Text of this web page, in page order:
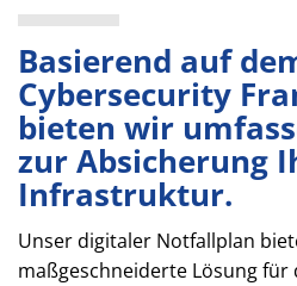
Basierend auf
Cybersecurity
bieten wir
zur Absicherung
Infrastruktur.
Unser digitaler Notfallplan
maßgeschneiderte Lösung für